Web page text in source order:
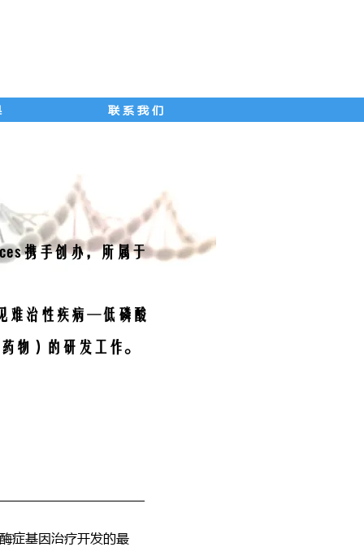
联 系 我 们
携手创办，所属于
难治性疾病―低磷酸
物）的研发工作。
症基因治疗开发的最